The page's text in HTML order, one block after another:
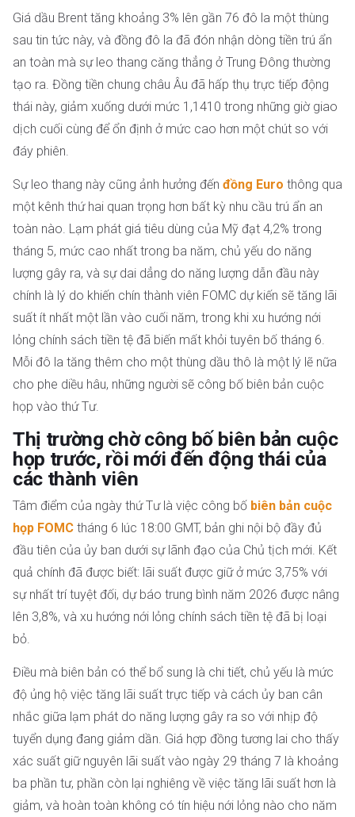
Giá dầu Brent tăng khoảng 3% lên gần 76 đô la một thùng
sau tin tức này, và đồng đô la đã đón nhận dòng tiền trú ẩn
an toàn mà sự leo thang căng thẳng ở Trung Đông thường
tạo ra. Đồng tiền chung châu Âu đã hấp thụ trực tiếp động
thái này, giảm xuống dưới mức 1,1410 trong những giờ giao
dịch cuối cùng để ổn định ở mức cao hơn một chút so với
đáy phiên.
Sự leo thang này cũng ảnh hưởng đến đồng Euro thông qua
một kênh thứ hai quan trọng hơn bất kỳ nhu cầu trú ẩn an
toàn nào. Lạm phát giá tiêu dùng của Mỹ đạt 4,2% trong
tháng 5, mức cao nhất trong ba năm, chủ yếu do năng
lượng gây ra, và sự dai dẳng do năng lượng dẫn đầu này
chính là lý do khiến chín thành viên FOMC dự kiến ​​sẽ tăng lãi
suất ít nhất một lần vào cuối năm, trong khi xu hướng nới
lỏng chính sách tiền tệ đã biến mất khỏi tuyên bố tháng 6.
Mỗi đô la tăng thêm cho một thùng dầu thô là một lý lẽ nữa
cho phe diều hâu, những người sẽ công bố biên bản cuộc
họp vào thứ Tư.
Thị trường chờ công bố biên bản cuộc
họp trước, rồi mới đến động thái của
các thành viên
Tâm điểm của ngày thứ Tư là việc công bố biên bản cuộc
họp FOMC tháng 6 lúc 18:00 GMT, bản ghi nội bộ đầy đủ
đầu tiên của ủy ban dưới sự lãnh đạo của Chủ tịch mới. Kết
quả chính đã được biết: lãi suất được giữ ở mức 3,75% với
sự nhất trí tuyệt đối, dự báo trung bình năm 2026 được nâng
lên 3,8%, và xu hướng nới lỏng chính sách tiền tệ đã bị loại
bỏ.
Điều mà biên bản có thể bổ sung là chi tiết, chủ yếu là mức
độ ủng hộ việc tăng lãi suất trực tiếp và cách ủy ban cân
nhắc giữa lạm phát do năng lượng gây ra so với nhịp độ
tuyển dụng đang giảm dần. Giá hợp đồng tương lai cho thấy
xác suất giữ nguyên lãi suất vào ngày 29 tháng 7 là khoảng
ba phần tư, phần còn lại nghiêng về việc tăng lãi suất hơn là
giảm, và hoàn toàn không có tín hiệu nới lỏng nào cho năm